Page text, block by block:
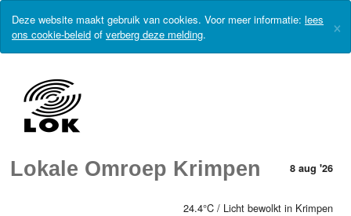
Deze website maakt gebruik van cookies. Voor meer informatie: lees
ons cookie-beleid of verberg deze melding. ×
Lokale Omroep Krimpen 8 aug '26
24.4°C / Licht bewolkt in Krimpen